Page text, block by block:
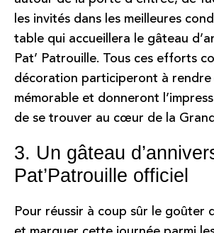
les invités dans les meilleures
table qui accueillera le gâteau
Pat’ Patrouille. Tous ces efforts
décoration participeront à rendre
mémorable et donneront
de se trouver au cœur de la
3. Un gâteau
Pat’Patrouille officiel
Pour réussir à coup sûr le goûter